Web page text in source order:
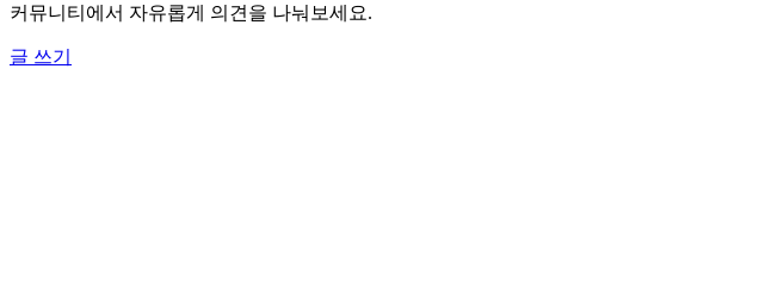
커뮤니티에서 자유롭게 의견을 나눠보세요.
글 쓰기